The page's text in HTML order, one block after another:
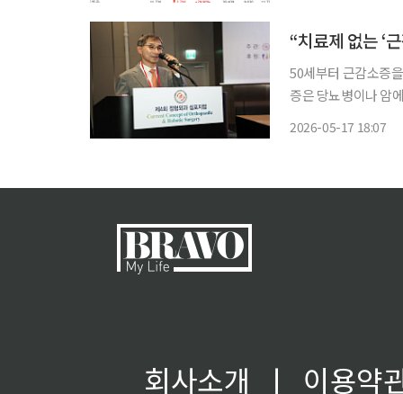
50세부터 근감소증
증은 당뇨병이나 암
2026-05-17 18:07
회사소개 ㅣ
이용약